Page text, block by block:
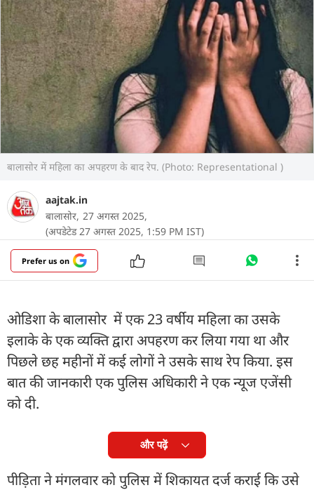
बालासोर में महिला का अपहरण के बाद रेप. (Photo: Representational )
aajtak.in
बालासोर, 27 अगस्त 2025,
(अपडेटेड 27 अगस्त 2025, 1:59 PM IST)
Prefer us on
ओडिशा के बालासोर में एक 23 वर्षीय महिला का उसके
इलाके के एक व्यक्ति द्वारा अपहरण कर लिया गया था और
पिछले छह महीनों में कई लोगों ने उसके साथ रेप किया. इस
बात की जानकारी एक पुलिस अधिकारी ने एक न्यूज एजेंसी
को दी.
और पढ़ें
पीड़िता ने मंगलवार को पुलिस में शिकायत दर्ज कराई कि उसे